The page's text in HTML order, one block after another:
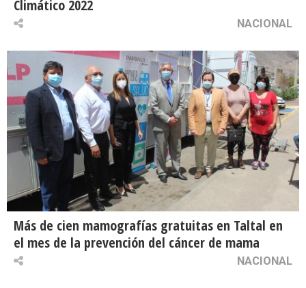
Climático 2022
NACIONAL
Más de cien mamografías gratuitas en Taltal en
el mes de la prevención del cáncer de mama
NACIONAL